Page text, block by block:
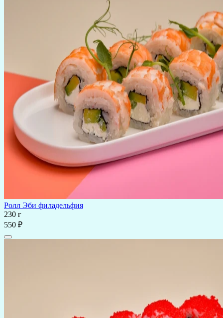
Ролл Эби филадельфия
230 г
550 ₽